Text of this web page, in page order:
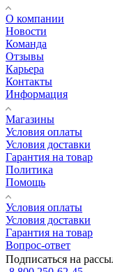
О компании
Новости
Команда
Отзывы
Карьера
Контакты
Информация
Магазины
Условия оплаты
Условия доставки
Гарантия на товар
Политика
Помощь
Условия оплаты
Условия доставки
Гарантия на товар
Вопрос-ответ
Подписаться на